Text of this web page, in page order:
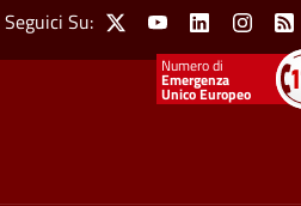
Social Menu
Seguici Su: X YoutubeLinkedinInstagram
Feed
Emergenza
Unico Europeo